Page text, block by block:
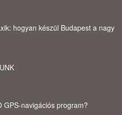
hogyan készül Budapest a nagy
GPS-navigációs program?